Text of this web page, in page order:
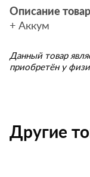
Описание
+ Аккум
Данный товар
приобретён у
Другие